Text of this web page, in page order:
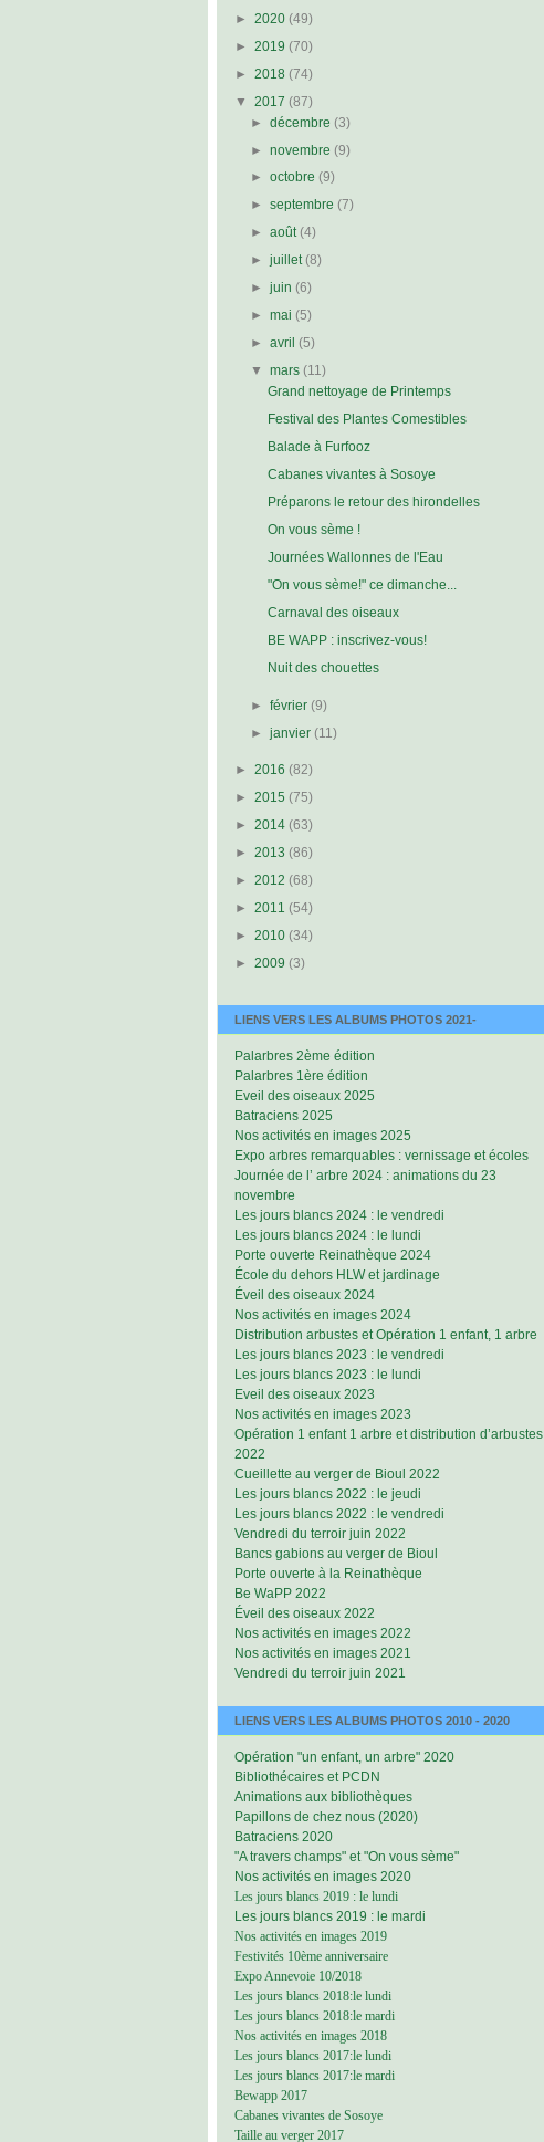
► 2020 (49)
► 2019 (70)
► 2018 (74)
▼ 2017 (87)
►décembre(3)
►novembre(9)
►octobre(9)
►septembre(7)
►août(4)
►juillet(8)
►juin(6)
►mai(5)
►avril(5)
▼mars(11)
Grand nettoyage de Printemps
Festival des Plantes Comestibles
Balade à Furfooz
Cabanes vivantes à Sosoye
Préparons le retour des hirondelles
On vous sème !
Journées Wallonnes de l'Eau
"On vous sème!" ce dimanche...
Carnaval des oiseaux
BE WAPP : inscrivez-vous!
Nuit des chouettes
►février(9)
►janvier(11)
► 2016 (82)
► 2015 (75)
► 2014 (63)
► 2013 (86)
► 2012 (68)
► 2011 (54)
► 2010 (34)
► 2009 (3)
LIENS VERS LES ALBUMS PHOTOS 2021-
Palarbres 2ème édition
Palarbres 1ère édition
Eveil des oiseaux 2025
Batraciens 2025
Nos activités en images 2025
Expo arbres remarquables : vernissage et écoles
Journée de l’ arbre 2024 : animations du 23
novembre
Les jours blancs 2024 : le vendredi
Les jours blancs 2024 : le lundi
Porte ouverte Reinathèque 2024
École du dehors HLW et jardinage
Éveil des oiseaux 2024
Nos activités en images 2024
Distribution arbustes et Opération 1 enfant, 1 arbre
Les jours blancs 2023 : le vendredi
Les jours blancs 2023 : le lundi
Eveil des oiseaux 2023
Nos activités en images 2023
Opération 1 enfant 1 arbre et distribution d’arbustes
2022
Cueillette au verger de Bioul 2022
Les jours blancs 2022 : le jeudi
Les jours blancs 2022 : le vendredi
Vendredi du terroir juin 2022
Bancs gabions au verger de Bioul
Porte ouverte à la Reinathèque
Be WaPP 2022
Éveil des oiseaux 2022
Nos activités en images 2022
Nos activités en images 2021
Vendredi du terroir juin 2021
LIENS VERS LES ALBUMS PHOTOS 2010 - 2020
Opération "un enfant, un arbre" 2020
Bibliothécaires et PCDN
Animations aux bibliothèques
Papillons de chez nous (2020)
Batraciens 2020
"A travers champs" et "On vous sème"
Nos activités en images 2020
Les jours blancs 2019 : le lundi
Les jours blancs 2019 : le mardi
Nos activités en images 2019
Festivités 10ème anniversaire
Expo Annevoie 10/2018
Les jours blancs 2018:le lundi
Les jours blancs 2018:le mardi
Nos activités en images 2018
Les jours blancs 2017:le lundi
Les jours blancs 2017:le mardi
Bewapp 2017
Cabanes vivantes de Sosoye
Taille au verger 2017